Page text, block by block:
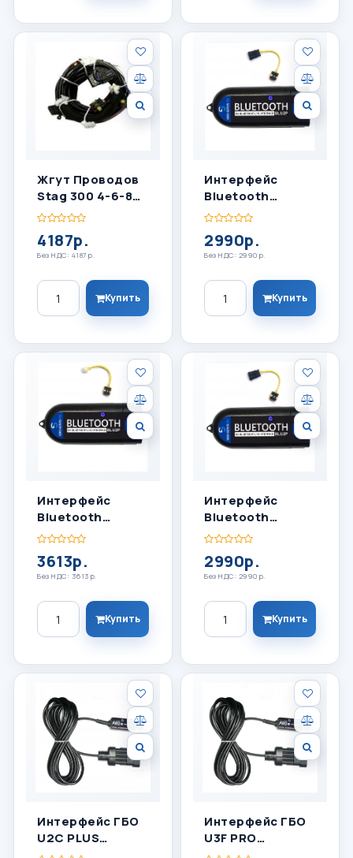
Жгут Проводов
Stag 300 4-6-8
Цил
4187р.
Без НДС: 4187р.
Количество
Купить
Интерфейс
Bluetooth
BLU2P3 Для
2990р.
Без НДС: 2990р.
Количество
Купить
Интерфейс
Bluetooth
BLU2P4 Для
3613р.
Без НДС: 3613р.
Количество
Купить
Интерфейс
Bluetooth
BLU2P5 Для AC
2990р.
Без НДС: 2990р.
Количество
Купить
Интерфейс ГБО
U2С PLUS
Универсальный
Интерфейс ГБО
U3F PRO
Универсальный